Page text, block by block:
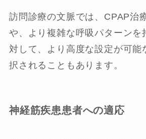
訪問診療の文脈では、CPAP治
や、より複雑な呼吸パターンを
対して、より高度な設定が可能
択されることもあります。
神経筋疾患患者への適応